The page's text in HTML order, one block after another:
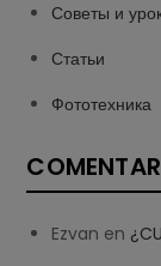
Советы и
Статьи
Фототехника
Ezvan en